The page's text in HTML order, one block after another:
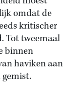
omdat de
kritischer
Tot tweemaal
binnen
haviken aan
gemist.